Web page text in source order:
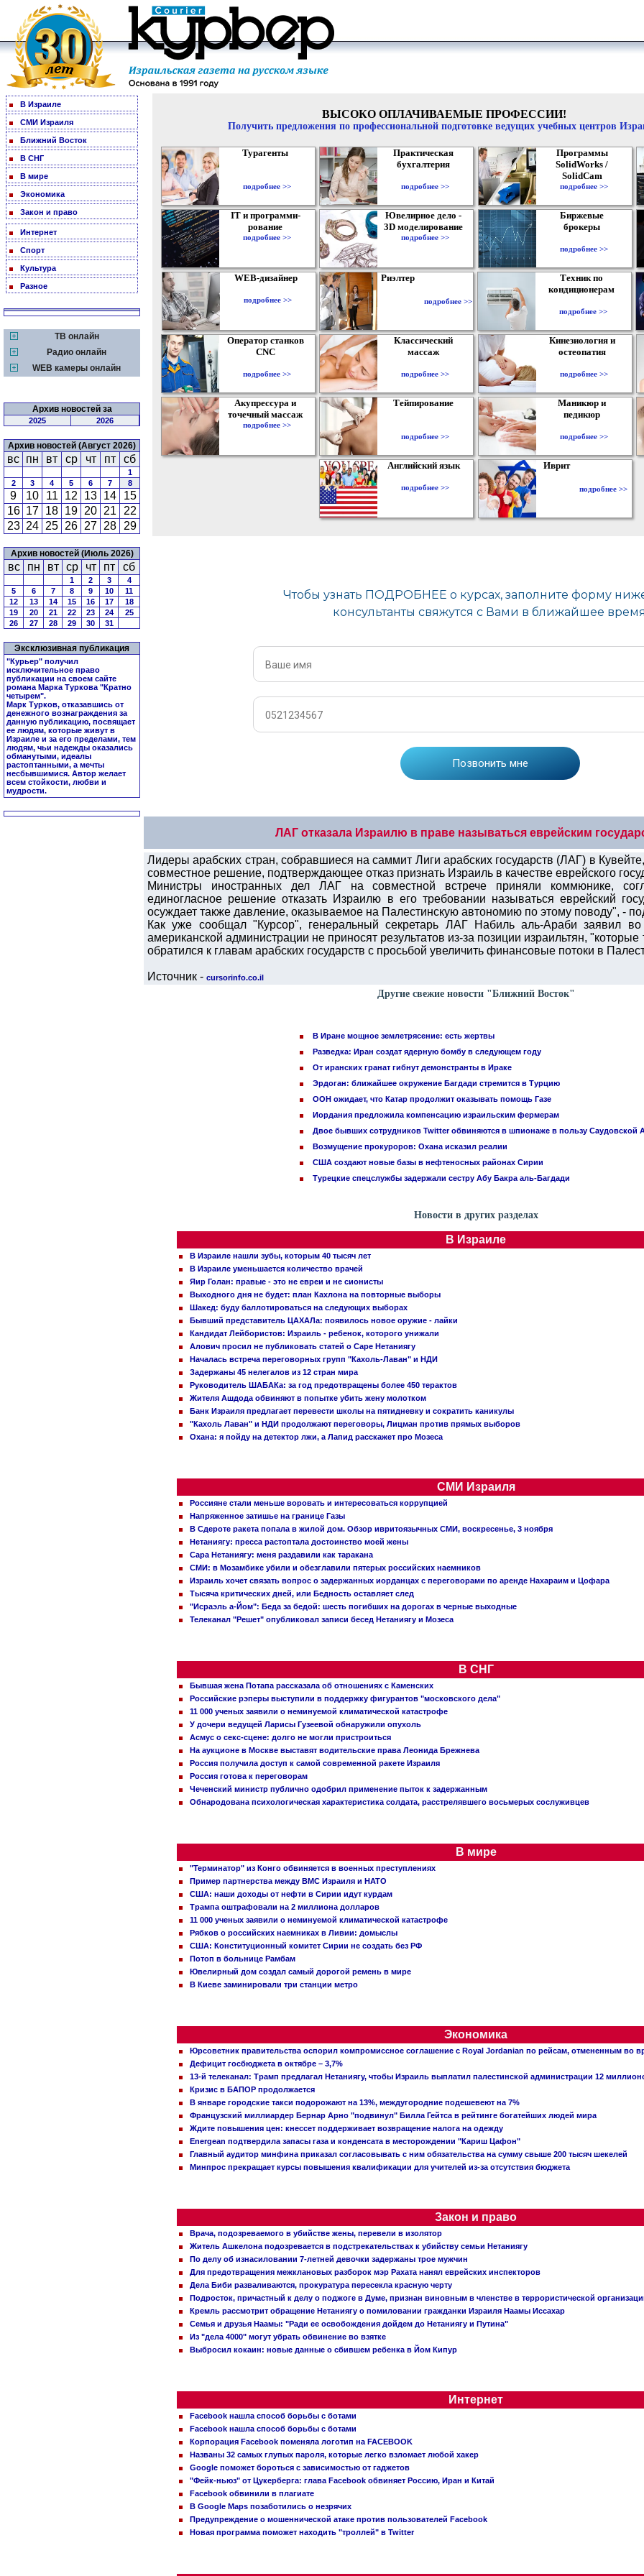
В Израиле
СМИ Израиля
Ближний Восток
В СНГ
В мире
Экономика
Закон и право
Интернет
Спорт
Культура
Разное
ТВ онлайн
Радио онлайн
WEB камеры онлайн
Архив новостей за
2025 2026
Архив новостей (Август 2026)
вс пн вт ср чт пт сб
1
2
3 4 5 6 7 8
9 10 11 12 13 14
15
16 17 18 19 20 21
22
23 24 25 26 27 28 29
Архив новостей (Июль 2026)
вс пн вт ср чт пт сб
1 2 3
4
5
6 7 8 9 10
11
12
13 14 15 16 17
18
19
20 21 22 23 24
25
26
27 28 29 30 31
Эксклюзивная публикация
"Курьер" получил
исключительное право
публикации на своем сайте
романа Марка Туркова "Кратно
четырем".
Марк Турков, отказавшись от
денежного вознаграждения за
данную публикацию, посвящает
ее людям, которые живут в
Израиле и за его пределами, тем
людям, чьи надежды оказались
обманутыми, идеалы
растоптанными, а мечты
несбывшимися. Автор желает
всем стойкости, любви и
мудрости.
ВЫСОКО ОПЛАЧИВАЕМЫЕ ПРОФЕССИИ!
Получить предложения по профессиональной подготовке ведущих учебных центров
Турагенты
подробнее >>
Практическая
бухгалтерия
подробнее >>
Программы
SolidWorks /
SolidCam
подробнее >>
IT и программи-
рование
подробнее >>
Ювелирное дело -
3D моделирование
подробнее >>
Биржевые
брокеры
подробнее >>
WEB-дизайнер
подробнее >>
Риэлтер
подробнее >>
Техник по
кондиционерам
подробнее >>
Оператор станков
CNC
подробнее >>
Классический
массаж
подробнее >>
Кинезиология и
остеопатия
подробнее >>
Акупрессура и
точечный массаж
подробнее >>
Тейпирование
подробнее >>
Маникюр и
педикюр
подробнее >>
Английский язык
подробнее >>
Иврит
подробнее >>
ЛАГ отказала Израилю в праве называться еврейским
Лидеры арабских стран, собравшиеся на саммит Лиги арабских государств (ЛАГ) в
совместное решение, подтверждающее отказ признать Израиль в качестве еврейского
Министры иностранных дел ЛАГ на совместной встрече приняли коммюнике,
единогласное решение отказать Израилю в его требовании называться еврейский
осуждает также давление, оказываемое на Палестинскую автономию по этому поводу", -
Как уже сообщал "Курсор", генеральный секретарь ЛАГ Набиль аль-Араби заявил
американской администрации не приносят результатов из-за позиции израильтян,
обратился к главам арабских государств с просьбой увеличить финансовые потоки в
Источник - cursorinfo.co.il
Другие свежие новости "Ближний Восток"
В Иране мощное землетрясение: есть жертвы
Разведка: Иран создат ядерную бомбу в следующем году
От иранских гранат гибнут демонстранты в Ираке
Эрдоган: ближайшее окружение Багдади стремится в Турцию
ООН ожидает, что Катар продолжит оказывать помощь Газе
Иордания предложила компенсацию израильским фермерам
Двое бывших сотрудников Twitter обвиняются в шпионаже в пользу Саудовской
Возмущение прокуроров: Охана исказил реалии
США создают новые базы в нефтеносных районах Сирии
Турецкие спецслужбы задержали сестру Абу Бакра аль-Багдади
Новости в других разделах
В Израиле
В Израиле нашли зубы, которым 40 тысяч лет
В Израиле уменьшается количество врачей
Яир Голан: правые - это не евреи и не сионисты
Выходного дня не будет: план Кахлона на повторные выборы
Шакед: буду баллотироваться на следующих выборах
Бывший представитель ЦАХАЛа: появилось новое оружие - лайки
Кандидат Лейбористов: Израиль - ребенок, которого унижали
Алович просил не публиковать статей о Саре Нетаниягу
Началась встреча переговорных групп "Кахоль-Лаван" и НДИ
Задержаны 45 нелегалов из 12 стран мира
Руководитель ШАБАКа: за год предотвращены более 450 терактов
Жителя Ашдода обвиняют в попытке убить жену молотком
Банк Израиля предлагает перевести школы на пятидневку и сократить каникулы
"Кахоль Лаван" и НДИ продолжают переговоры, Лицман против прямых выборов
Охана: я пойду на детектор лжи, а Лапид расскажет про Мозеса
СМИ Израиля
Россияне стали меньше воровать и интересоваться коррупцией
Напряженное затишье на границе Газы
В Сдероте ракета попала в жилой дом. Обзор ивритоязычных СМИ, воскресенье, 3 ноября
Нетаниягу: пресса растоптала достоинство моей жены
Сара Нетаниягу: меня раздавили как таракана
СМИ: в Мозамбике убили и обезглавили пятерых российских наемников
Израиль хочет связать вопрос о задержанных иорданцах с переговорами по аренде Нахараим и Цофара
Тысяча критических дней, или Бедность оставляет след
"Исраэль а-Йом": Беда за бедой: шесть погибших на дорогах в черные выходные
Телеканал "Решет" опубликовал записи бесед Нетаниягу и Мозеса
В СНГ
Бывшая жена Потапа рассказала об отношениях с Каменских
Российские рэперы выступили в поддержку фигурантов "московского дела"
11 000 ученых заявили о неминуемой климатической катастрофе
У дочери ведущей Ларисы Гузеевой обнаружили опухоль
Асмус о секс-сцене: долго не могли пристроиться
На аукционе в Москве выставят водительские права Леонида Брежнева
Россия получила доступ к самой современной ракете Израиля
Россия готова к переговорам
Чеченский министр публично одобрил применение пыток к задержанным
Обнародована психологическая характеристика солдата, расстрелявшего восьмерых сослуживцев
В мире
"Терминатор" из Конго обвиняется в военных преступлениях
Пример партнерства между ВМС Израиля и НАТО
США: наши доходы от нефти в Сирии идут курдам
Трампа оштрафовали на 2 миллиона долларов
11 000 ученых заявили о неминуемой климатической катастрофе
Рябков о российских наемниках в Ливии: домыслы
США: Конституционный комитет Сирии не создать без РФ
Потоп в больнице Рамбам
Ювелирный дом создал самый дорогой ремень в мире
В Киеве заминировали три станции метро
Экономика
Юрсоветник правительства оспорил компромиссное соглашение с Royal Jordanian по рейсам, отмененным во
Дефицит госбюджета в октябре – 3,7%
13-й телеканал: Трамп предлагал Нетаниягу, чтобы Израиль выплатил палестинской администрации 12
Кризис в БАПОР продолжается
В январе городские такси подорожают на 13%, междугородние подешевеют на 7%
Французский миллиардер Бернар Арно "подвинул" Билла Гейтса в рейтинге богатейших людей мира
Ждите повышения цен: кнессет поддерживает возвращение налога на одежду
Energean подтвердила запасы газа и конденсата в месторождении "Кариш Цафон"
Главный аудитор минфина приказал согласовывать с ним обязательства на сумму свыше 200 тысяч шекелей
Минпрос прекращает курсы повышения квалификации для учителей из-за отсутствия бюджета
Закон и право
Врача, подозреваемого в убийстве жены, перевели в изолятор
Житель Ашкелона подозревается в подстрекательствах к убийству семьи Нетаниягу
По делу об изнасиловании 7-летней девочки задержаны трое мужчин
Для предотвращения межклановых разборок мэр Рахата нанял еврейских инспекторов
Дела Биби разваливаются, прокуратура пересекла красную черту
Подросток, причастный к делу о поджоге в Думе, признан виновным в членстве в террористической
Кремль рассмотрит обращение Нетаниягу о помиловании гражданки Израиля Наамы Иссахар
Семья и друзья Наамы: "Ради ее освобождения дойдем до Нетаниягу и Путина"
Из "дела 4000" могут убрать обвинение во взятке
Выбросил кокаин: новые данные о сбившем ребенка в Йом Кипур
Интернет
Facebook нашла способ борьбы с ботами
Facebook нашла способ борьбы с ботами
Корпорация Facebook поменяла логотип на FACEBOOK
Названы 32 самых глупых пароля, которые легко взломает любой хакер
Google поможет бороться с зависимостью от гаджетов
"Фейк-ньюз" от Цукерберга: глава Facebook обвиняет Россию, Иран и Китай
Facebook обвинили в плагиате
В Google Maps позаботились о незрячих
Предупреждение о мошеннической атаке против пользователей Facebook
Новая программа поможет находить "троллей" в Twitter